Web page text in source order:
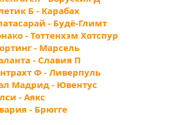
Б - Карабах
- Будё-Глимт
- Тоттенхэм Хотспур
- Марсель
- Славия П
Ф - Ливерпуль
Мадрид - Ювентус
- Аякс
- Брюгге